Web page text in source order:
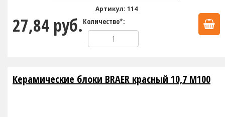
Артикул: 114
27,84 руб.Количество*:
Керамические блоки BRAER красный 10,7 М100